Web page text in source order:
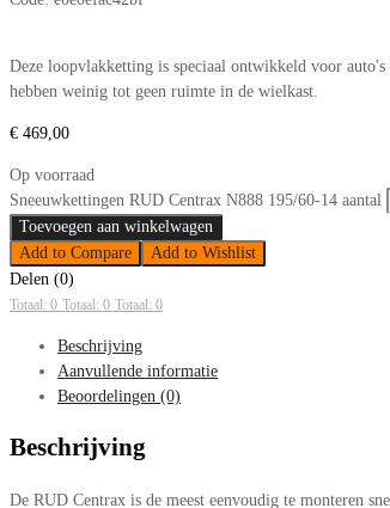
Deze loopvlakketting is speciaal ontwikkeld voor
hebben weinig tot geen ruimte in de wielkast.
€ 469,00
Op voorraad
Sneeuwkettingen RUD Centrax N888 195/60-14 aantal
Toevoegen aan winkelwagen
Add to Compare
Add to Wishlist
Delen (0)
Totaal: 0 Totaal: 0 Totaal: 0
Beschrijving
Aanvullende informatie
Beoordelingen (0)
Beschrijving
De RUD Centrax is de meest eenvoudig te monteren